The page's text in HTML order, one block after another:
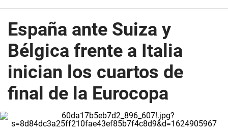
España ante Suiza y
Bélgica frente a Italia
inician los cuartos de
final de la Eurocopa